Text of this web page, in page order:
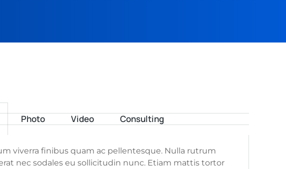
Photo Video Consulting
viverra finibus quam ac pellentesque. Nulla rutrum
nec sodales eu sollicitudin nunc. Etiam mattis tortor